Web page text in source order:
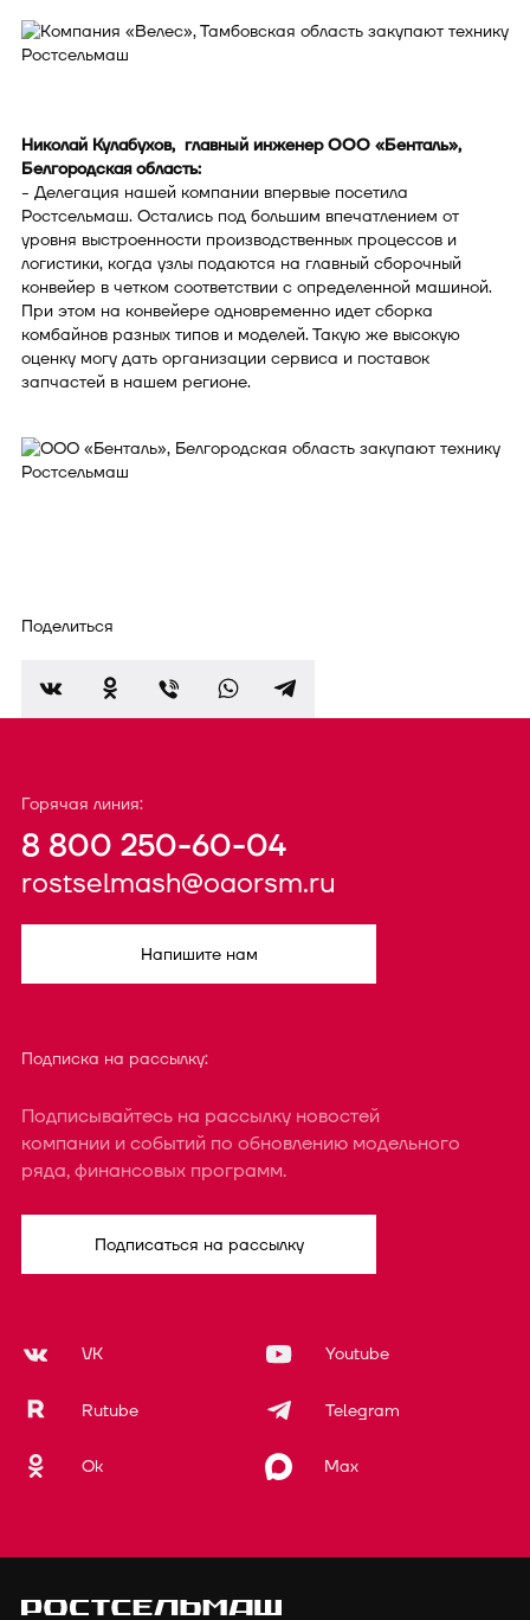
Николай Кулабухов, главный инженер ООО «Бенталь»,
Белгородская область:
- Делегация нашей компании впервые посетила
Ростсельмаш. Остались под большим впечатлением от
уровня выстроенности производственных процессов и
логистики, когда узлы подаются на главный сборочный
конвейер в четком соответствии с определенной машиной.
При этом на конвейере одновременно идет сборка
комбайнов разных типов и моделей. Такую же высокую
оценку могу дать организации сервиса и поставок
запчастей в нашем регионе.
Поделиться
Горячая линия:
8 800 250-60-04
rostselmash@oaorsm.ru
Напишите нам
Подписка на рассылку:
Подписывайтесь на рассылку новостей
компании и событий по обновлению модельного
ряда, финансовых программ.
Подписаться на рассылку
VK Youtube
Rutube Telegram
Ok Max